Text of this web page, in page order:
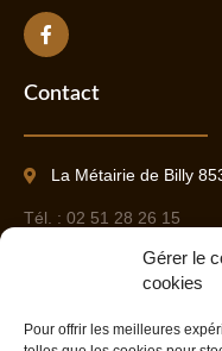
Gérer le
cookies
Pour offrir les meilleures
Contact
La Métairie de Billy
Tél. : 02 51 28 26 15
Port. : 06 09 37 85 17
Contact